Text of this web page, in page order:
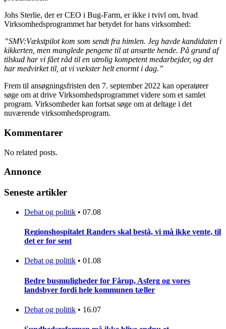
Johs Sterlie, der er CEO i Bug-Farm, er ikke i tvivl om, hvad
Virksomhedsprogrammet har betydet for hans virksomhed:
”SMV:Vækstpilot kom som sendt fra himlen. Jeg havde kandidaten i
kikkerten, men manglede pengene til at ansætte hende. På grund af
tilskud har vi fået råd til en utrolig kompetent medarbejder, og det
har medvirket til, at vi vækster helt enormt i dag.”
Frem til ansøgningsfristen den 7. september 2022 kan operatører
søge om at drive Virksomhedsprogrammet videre som et samlet
program. Virksomheder kan fortsat søge om at deltage i det
nuværende virksomhedsprogram.
Kommentarer
No related posts.
Annonce
Seneste artikler
Debat og politik • 07.08
Regionshospitalet Randers skal bestå, vi må ikke vente, til
det er for sent
Debat og politik • 01.08
Bedre busmuligheder for Fårup, Asferg og vores
landsbyer fordi hele kommunen tæller
Debat og politik • 16.07